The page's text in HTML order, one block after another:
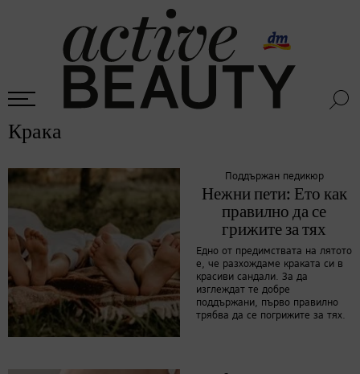
Крака
Поддържан педикюр
Нежни пети: Ето как
правилно да се
грижите за тях
Едно от предимствата на лятото
е, че разхождаме краката си в
красиви сандали. За да
изглеждат те добре
поддържани, първо правилно
трябва да се погрижите за тях.